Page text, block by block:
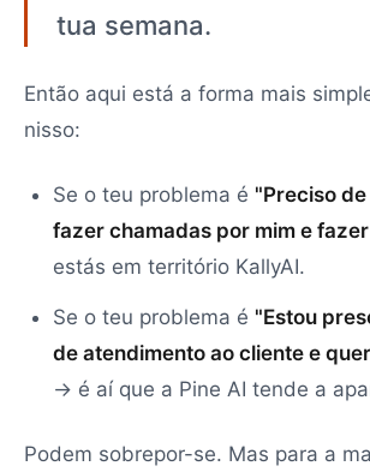
tua semana.
Então aqui está a forma mais
nisso:
Se o teu problema é "Preciso
fazer chamadas por mim e
estás em território KallyAI.
Se o teu problema é "Estou
de atendimento ao cliente e
→ é aí que a Pine AI tende a
Podem sobrepor-se. Mas para a